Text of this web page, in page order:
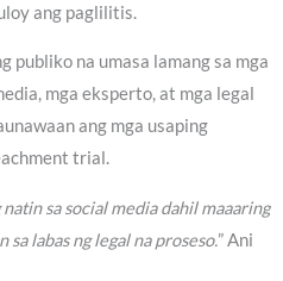
ang paglilitis.
publiko na umasa lamang sa mga
mga eksperto, at mga legal
ang mga usaping
trial.
sa social media dahil maaaring
labas ng legal na proseso.” Ani